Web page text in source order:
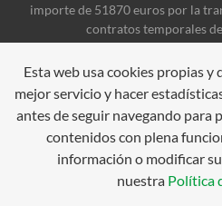
importe de 51870 euros por la
contratos temporales
Esta web usa cookies propias y
mejor servicio y hacer
antes de seguir navegando para
contenidos con plena
información o modificar
nuestra Política